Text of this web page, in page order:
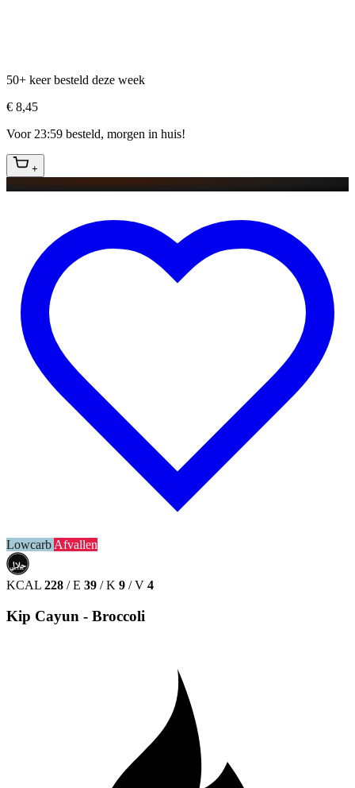
50+ keer besteld deze week
€ 8,45
Voor 23:59 besteld, morgen in huis!
+
LowcarbAfvallen
حلال
HALAL
KCAL 228 / E 39 / K 9 / V 4
Kip Cayun - Broccoli